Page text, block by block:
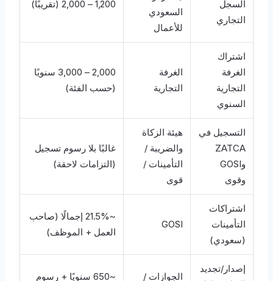
السجل
التجاري
السعودي
للأعمال
1,200 – 2,000 (تقريبًا)
اشتراك
الغرفة
التجارية
السنوي
الغرفة
التجارية
2,000 – 3,000 سنويًا
(حسب الفئة)
التسجيل في
ZATCA
وGOSI
وقوى
هيئة الزكاة
والضريبة /
التأمينات /
قوى
غالبًا بلا رسوم تسجيل
(التزامات لاحقة)
اشتراكات
التأمينات
(سعودي)
GOSI
~21.5% إجمالًا (صاحب
العمل + الموظف)
إصدار/تجديد
الجوازات / ~650 سنويًا + رسوم